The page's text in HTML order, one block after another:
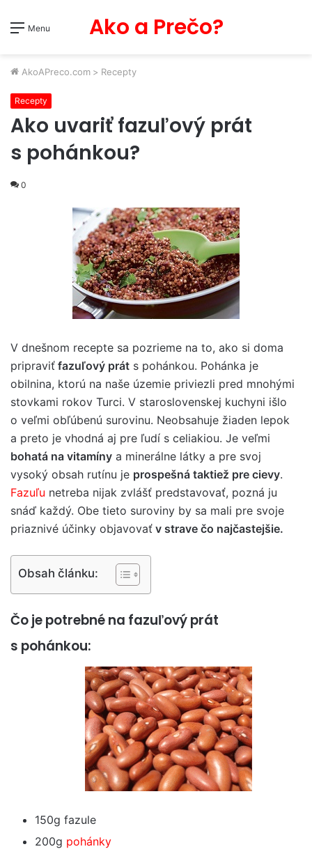
Menu Ako a Prečo?
AkoAPreco.com > Recepty
Recepty
Ako uvariť fazuľový prát
s pohánkou?
0
V dnešnom recepte sa pozrieme na to, ako si doma
pripraviť fazuľový prát s pohánkou. Pohánka je
obilnina, ktorú na naše územie priviezli pred mnohými
stovkami rokov Turci. V staroslovenskej kuchyni išlo
o veľmi obľúbenú surovinu. Neobsahuje žiaden lepok
a preto je vhodná aj pre ľudí s celiakiou. Je veľmi
bohatá na vitamíny a minerálne látky a pre svoj
vysoký obsah rutínu je prospešná taktiež pre cievy.
Fazuľu netreba nijak zvlášť predstavovať, pozná ju
snáď každý. Obe tieto suroviny by sa mali pre svoje
priaznivé účinky objavovať v strave čo najčastejšie.
Obsah článku:
Čo je potrebné na fazuľový prát
s pohánkou:
150g fazule
200g pohánky